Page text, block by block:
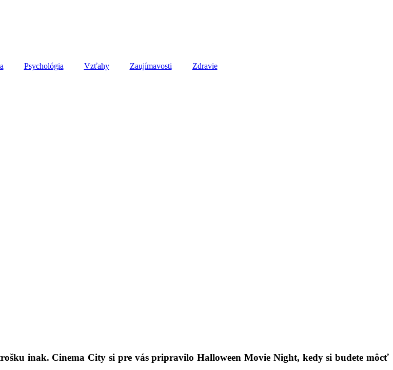
Psychológia Vzťahy Zaujímavosti
Zdravie
inak. Cinema City si pre vás pripravilo Halloween Movie Night, kedy si budete môcť